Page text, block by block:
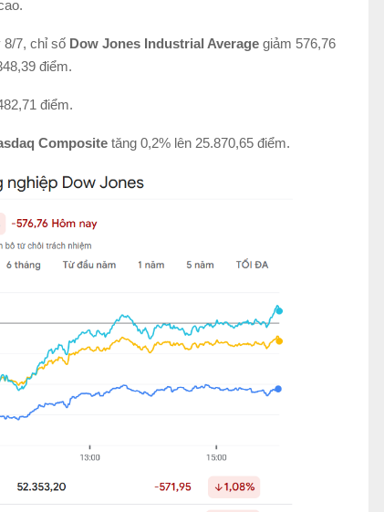
7, chỉ số Dow Jones Industrial Average giảm 576,76
điểm.
điểm.
Composite tăng 0,2% lên 25.870,65 điểm.